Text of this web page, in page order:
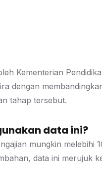
Kementerian
dengan
tahap tersebut.
data ini?
mungkin melebihi
data ini merujuk